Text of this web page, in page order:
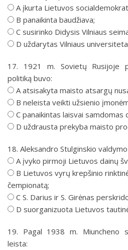
A įkurta Lietuvos
B panaikinta baudžiava;
C susirinko Didysis Vilniaus
D uždarytas Vilniaus
17. 1921 m. Sovietų Rusijoje
politiką buvo:
A atsisakyta maisto atsargų
B neleista veikti užsienio
C panaikintas laisvai samdomas
D uždrausta prekyba maisto
18. Aleksandro Stulginskio
A įvyko pirmoji Lietuvos dainų
B Lietuvos vyrų krepšinio
čempionatą;
C S. Darius ir S. Girėnas
D suorganizuota Lietuvos
19. Pagal 1938 m. Miuncheno
leista: